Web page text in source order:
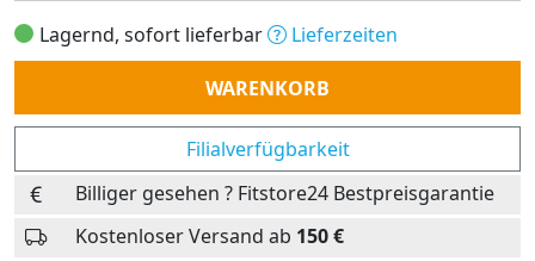
Lagernd, sofort lieferbar
Lieferzeiten
Anzahl
WARENKORB
Filialverfügbarkeit
Billiger gesehen ? Fitstore24 Bestpreisgarantie
Kostenloser Versand ab 150 €